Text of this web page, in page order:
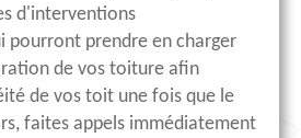
d'interventions
pourront prendre en charger
de vos toiture afin
de vos toit une fois que le
faites appels immédiatement